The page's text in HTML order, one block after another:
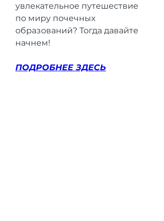
увлекательное путешествие
по миру почечных
образований? Тогда давайте
начнем!
ПОДРОБНЕЕ ЗДЕСЬ